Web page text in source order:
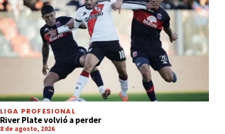
LIGA PROFESIONAL
River Plate volvió a perder
8 de agosto, 2026